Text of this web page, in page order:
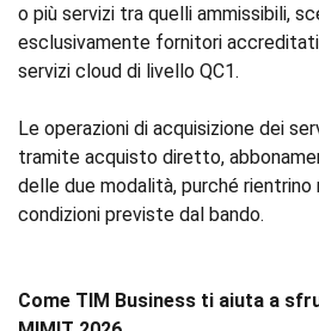
o più servizi tra quelli ammissibili,
esclusivamente fornitori
servizi cloud di livello QC1.
Le operazioni di acquisizione dei
tramite acquisto diretto,
delle due modalità, purché
condizioni previste dal bando.
Come TIM Business ti aiuta a